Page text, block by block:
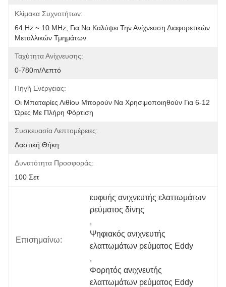
Κλίμακα Συχνοτήτων:
64 Hz ~ 10 MHz, Για Να Καλύψει Την Ανίχνευση Διαφορετικών
Μεταλλικών Τμημάτων
Ταχύτητα Ανίχνευσης:
0-780m/λεπτό
Πηγή Ενέργειας:
Οι Μπαταρίες Λιθίου Μπορούν Να Χρησιμοποιηθούν Για 6-12
Ώρες Με Πλήρη Φόρτιση
Συσκευασία Λεπτομέρειες:
Δαστική Θήκη
Δυνατότητα Προσφοράς:
100 Σετ
Επισημαίνω:
ευφυής ανιχνευτής ελαττωμάτων
ρεύματος δίνης
,
Ψηφιακός ανιχνευτής
ελαττωμάτων ρεύματος Eddy
,
Φορητός ανιχνευτής
ελαττωμάτων ρεύματος Eddy